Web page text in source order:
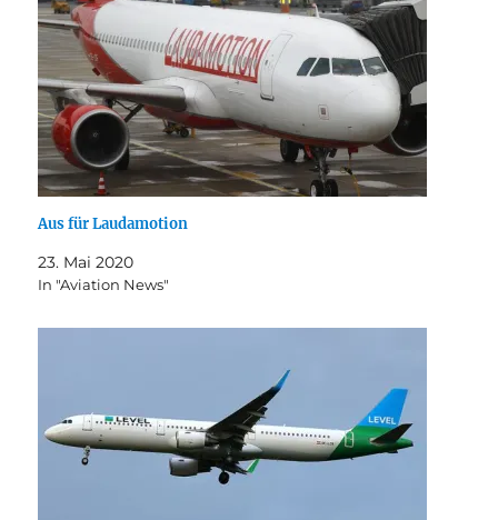
Aus für Laudamotion
23. Mai 2020
In "Aviation News"